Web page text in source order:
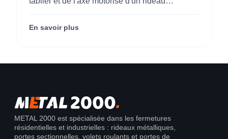
Center) (95290).
En savoir plus
METAL 2000 est spécialisée dans les fermetures
résidentielles et industrielles : rideaux métalliques,
portes sectionnelles, volets roulants et portes de